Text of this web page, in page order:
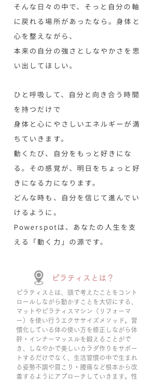
そんな日々の中で、そっと自分の軸
に戻れる場所があったなら。 身体と
心を整えながら、
本来の自分の強さとしなやかさを思
い出してほしい。
ひと呼吸して、自分と向き合う時間
を持つだけで
身体と心にやさしいエネルギーが満
ちていきます。
動くたび、自分をもっと好きにな
る。 その感覚が、明日をちょっと好
きになる力になります。
どんな時も、自分を信じて進んでい
けるように。
Powerspotは、あなたの人生を支
える「動く力」 の源です。
ピラティスとは？
ピラティスとは、頭で考えたことをコント
ロールしながら動かすことを大切にする、
マットやピラティスマシン（リフォーマ
ー）を使い行うエクササイズメソッド。習
慣化している体の使い方を修正しながら体
幹・インナーマッスルを鍛えることがで
き、しなやかで美しいカラダ作りをサポー
トするだけでなく、生活習慣の中で生まれ
る姿勢不調や肩こり・腰痛など根本から改
善するようにアプローチしていきます。性